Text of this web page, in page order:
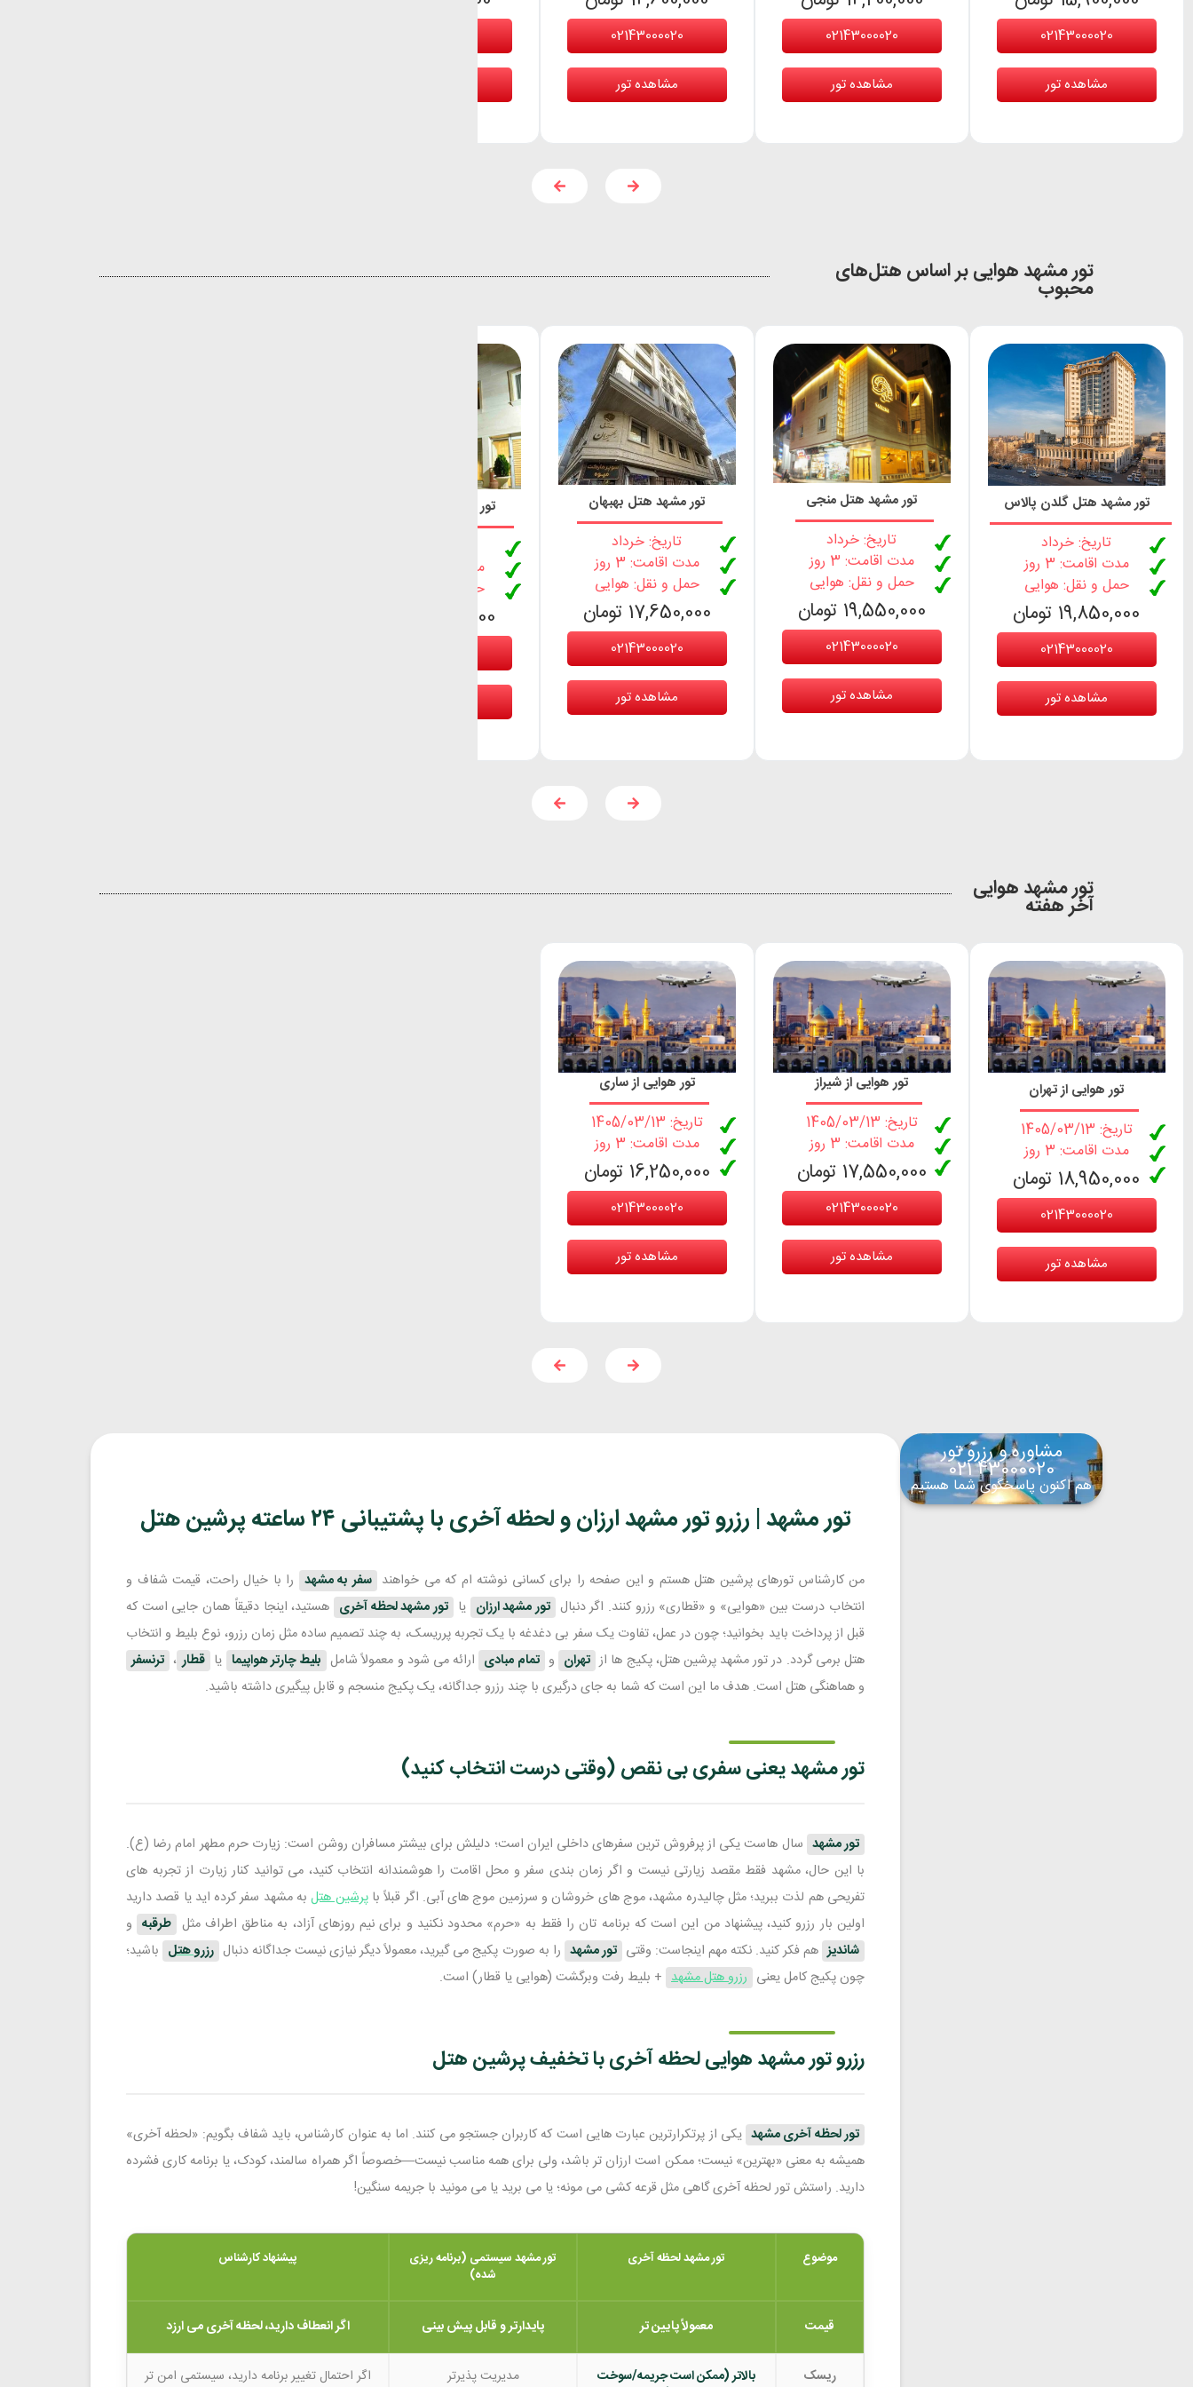
02143000020
مشاهده تور
02143000020
مشاهده تور
02143000020
مشاهده تور
تور مشهد هوایی بر اساس هتل‌های
محبوب
تور مشهد هتل گلدن پالاس
تاریخ: خرداد
مدت اقامت: 3 روز
حمل و نقل: هوایی
19,850,000 تومان
02143000020
مشاهده تور
تور مشهد هتل منجی
تاریخ: خرداد
مدت اقامت: 3 روز
حمل و نقل: هوایی
19,550,000 تومان
02143000020
مشاهده تور
تور مشهد هتل بهبهان
تاریخ: خرداد
مدت اقامت: 3 روز
حمل و نقل: هوایی
17,650,000 تومان
02143000020
مشاهده تور
تور مشهد هتل بسطامی
مدت اقامت: 3 روز
حمل و نقل: هوایی
16,950,000 تومان
تور مشهد هوایی
آخر هفته
تور هوایی از تهران
تاریخ: 1405/03/13
مدت اقامت: 3 روز
18,950,000 تومان
02143000020
مشاهده تور
تور هوایی از شیراز
تاریخ: 1405/03/13
مدت اقامت: 3 روز
17,550,000 تومان
02143000020
مشاهده تور
تور هوایی از ساری
تاریخ: 1405/03/13
مدت اقامت: 3 روز
16,250,000 تومان
02143000020
مشاهده تور
مشاوره و رزرو تور
43000020 021
هم اکنون پاسخگوی شما هستیم
تور مشهد | رزرو تور مشهد ارزان و لحظه آخری با پشتیبانی ۲۴ ساعته پرشین هتل
من کارشناس تورهای پرشین هتل هستم و این صفحه را برای کسانی نوشته ام که می خواهند سفر به مشهد را با خیال راحت، قیمت شفاف و
انتخاب درست بین «هوایی» و «قطاری» رزرو کنند. اگر دنبال تور مشهد ارزان یا تور مشهد لحظه آخری هستید، اینجا دقیقاً همان جایی است که
قبل از پرداخت باید بخوانید؛ چون در عمل، تفاوت یک سفر بی دغدغه با یک تجربه پرریسک، به چند تصمیم ساده مثل زمان رزرو، نوع بلیط و انتخاب
هتل برمی گردد. در تور مشهد پرشین هتل، پکیج ها از تهران و تمام مبادی ارائه می شود و معمولاً شامل بلیط چارتر هواپیما یا قطار ، ترنسفر
و هماهنگی هتل است. هدف ما این است که شما به جای درگیری با چند رزرو جداگانه، یک پکیج منسجم و قابل پیگیری داشته باشید.
تور مشهد یعنی سفری بی نقص (وقتی درست انتخاب کنید)
تور مشهد سال هاست یکی از پرفروش ترین سفرهای داخلی ایران است؛ دلیلش برای بیشتر مسافران روشن است: زیارت حرم مطهر امام رضا (ع).
با این حال، مشهد فقط مقصد زیارتی نیست و اگر زمان بندی سفر و محل اقامت را هوشمندانه انتخاب کنید، می توانید کنار زیارت از تجربه های
تفریحی هم لذت ببرید؛ مثل چالیدره مشهد، موج های خروشان و سرزمین موج های آبی. اگر قبلاً باپرشین هتلبه مشهد سفر کرده اید یا قصد دارید
اولین بار رزرو کنید، پیشنهاد من این است که برنامه تان را فقط به «حرم» محدود نکنید و برای نیم روزهای آزاد، به مناطق اطراف مثل طرقبه و
شاندیز هم فکر کنید. نکته مهم اینجاست: وقتی تور مشهد را به صورت پکیج می گیرید، معمولاً دیگر نیازی نیست جداگانه دنبال رزرو هتل باشید؛
چون پکیج کامل یعنی رزرو هتل مشهد + بلیط رفت وبرگشت (هوایی یا قطار) است.
رزرو تور مشهد هوایی لحظه آخری با تخفیف پرشین هتل
تور لحظه آخری مشهد یکی از پرتکرارترین عبارت هایی است که کاربران جستجو می کنند. اما به عنوان کارشناس، باید شفاف بگویم: «لحظه آخری»
همیشه به معنی «بهترین» نیست؛ ممکن است ارزان تر باشد، ولی برای همه مناسب نیست—خصوصاً اگر همراه سالمند، کودک، یا برنامه کاری فشرده
دارید. راستش تور لحظه آخری گاهی مثل قرعه‌ کشی می‌ مونه؛ یا می‌ برید یا می‌ مونید با جریمه سنگین!
موضوع تور مشهد لحظه آخری
تور مشهد سیستمی (برنامه ریزی
شده)
پیشنهاد کارشناس
قیمت معمولاً پایین تر پایدارتر و قابل پیش بینی اگر انعطاف دارید، لحظه آخری می ارزد
ریسک
بالاتر (ممکن است جریمه/سوخت
مدیریت پذیرتر
اگر احتمال تغییر برنامه دارید، سیستمی امن تر